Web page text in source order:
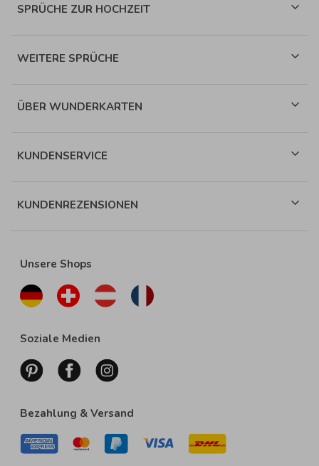
SPRÜCHE ZUR HOCHZEIT
WEITERE SPRÜCHE
ÜBER WUNDERKARTEN
KUNDENSERVICE
KUNDENREZENSIONEN
Unsere Shops
Soziale Medien
Bezahlung & Versand